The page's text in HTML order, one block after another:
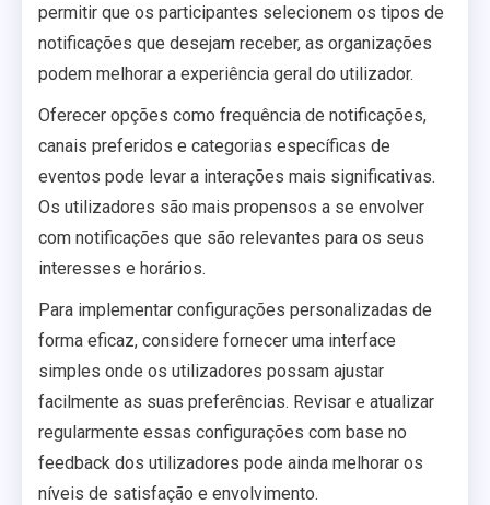
permitir que os participantes selecionem os tipos de
notificações que desejam receber, as organizações
podem melhorar a experiência geral do utilizador.
Oferecer opções como frequência de notificações,
canais preferidos e categorias específicas de
eventos pode levar a interações mais significativas.
Os utilizadores são mais propensos a se envolver
com notificações que são relevantes para os seus
interesses e horários.
Para implementar configurações personalizadas de
forma eficaz, considere fornecer uma interface
simples onde os utilizadores possam ajustar
facilmente as suas preferências. Revisar e atualizar
regularmente essas configurações com base no
feedback dos utilizadores pode ainda melhorar os
níveis de satisfação e envolvimento.